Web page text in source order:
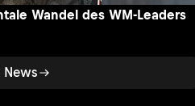
News
Wandel des WM-Leaders